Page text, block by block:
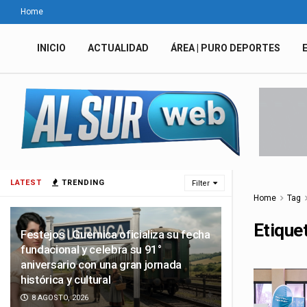
LATEST TRENDING Filter
Festejos | Guernica oficializa su fecha
fundacional y celebra su 91°
aniversario con una gran jornada
histórica y cultural
8 AGOSTO, 2026
Home
INICIO ACTUALIDAD ÁREA | PURO DEPORTES
Home Tag